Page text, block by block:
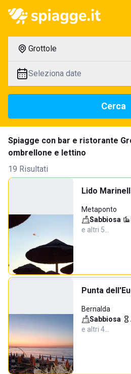
Grottole
Seleziona date
Cerca
Spiagge con bar e ristorante
ombrellone e lettino
19 Risultati
Lido
Metaponto
Sabbiosa·
e altri 5…
Punta
Bernalda
Sabbiosa·
e altri 4…